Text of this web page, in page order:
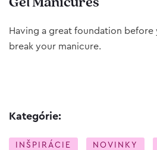
Having a great foundation before
break your manicure.
Kategórie:
INŠPIRÁCIE NOVINKY